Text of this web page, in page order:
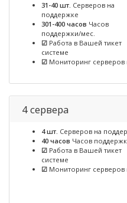
31-40 шт. Серверов на
поддержке
301-400 часов Часов
поддержки/мес.
☑ Работа в Вашей тикет
системе
☑ Мониторинг серверов
4 сервера
4 шт. Серверов на
40 часов Часов
☑ Работа в Вашей тикет
системе
☑ Мониторинг серверов